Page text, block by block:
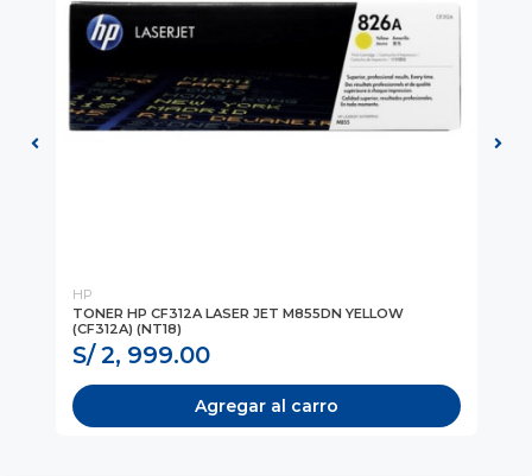
HP
TONER HP CF312A LASER JET M855DN YELLOW
(CF312A) (NT18)
S/ 2, 999.00
Agregar al carro